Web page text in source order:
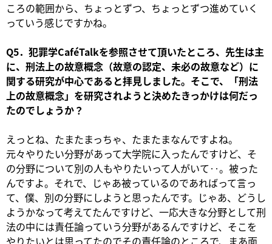
ころの範囲から、ちょっとずつ、ちょっとずつ進めていく
っていう感じですかね。
Q5．犯罪学CaféTalkを参照させて頂いたところ、先生は主
に、刑法上の故意概念（故意の認定、未必の故意など）に
関する研究が中心であると拝見しました。そこで、「刑法
上の故意概念」を研究されようと決めたきっかけは何だっ
たのでしょうか？
えっとね、たまたまっちゃ、たまたまなんですよね。
元々やりたい分野があって大学院に入ったんですけど、そ
の分野について別の人もやりたいって人がいて‥。被った
んですよ。それで、じゃあ被っているのであればって言っ
て、僕、別の分野にしようと思ったんです。じゃあ、どうし
ようかなって考えてたんですけど、一応大きな分野として刑
法の中には責任論っていう分野があるんですけど、そこを
やりたいとは思ってたのでその責任論のところで、まあ面